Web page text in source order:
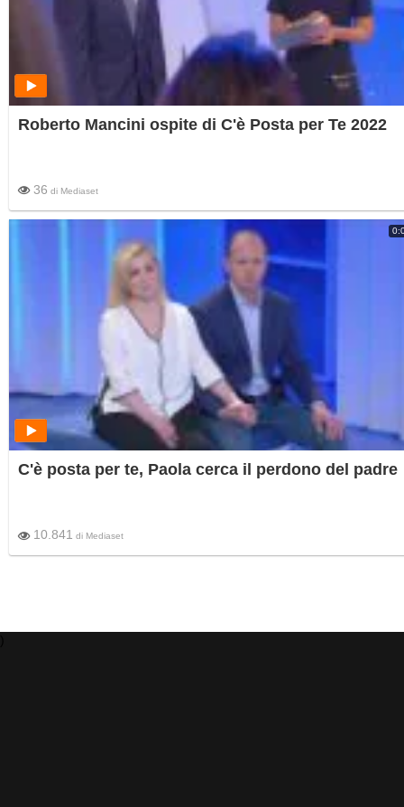
Roberto Mancini ospite di C'è Posta per Te 2022
36 di Mediaset
C'è posta per te, Paola cerca il perdono del padre
10.841 di Mediaset